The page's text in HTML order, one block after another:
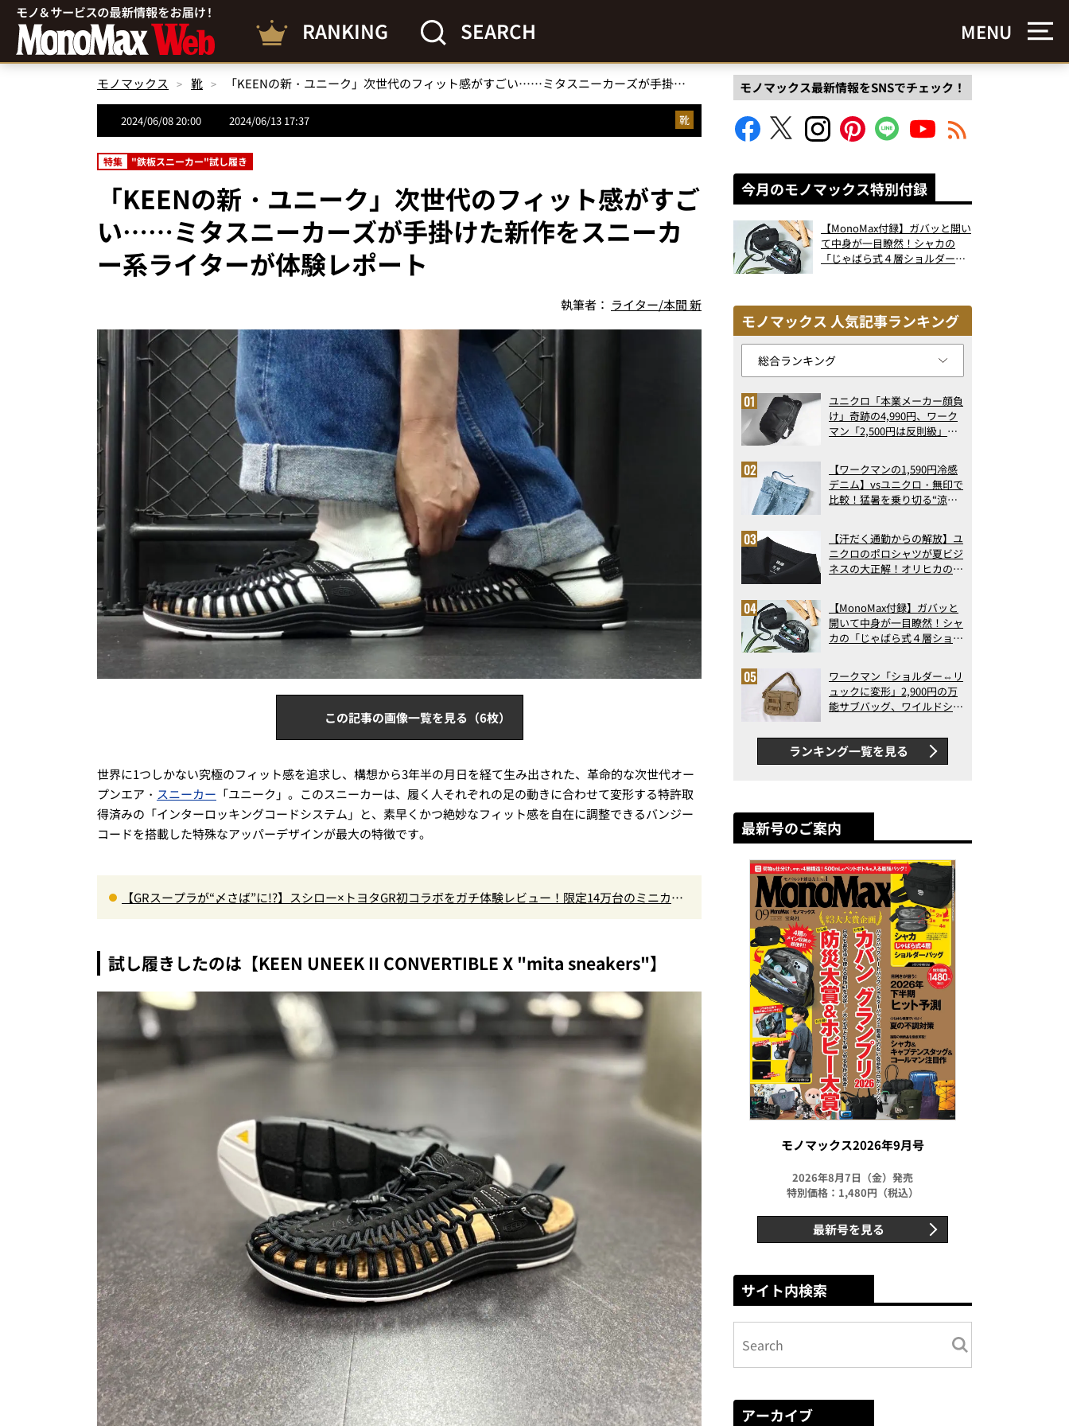
RANKING SEARCH MENU
モノマックス 靴 「KEENの新・ユニーク」次世代のフィット感がすごい……ミタスニーカーズが手掛けた新作をスニーカー系ライターが体験レポート
2024/06/08 20:00 2024/06/13 17:37 靴
特集 "鉄板スニーカー"試し履き
「KEENの新・ユニーク」次世代のフィット感がすご
い……ミタスニーカーズが手掛けた新作をスニーカ
ー系ライターが体験レポート
執筆者： ライター/本間 新
この記事の画像一覧を見る（6枚）
世界に1つしかない究極のフィット感を追求し、構想から3年半の月日を経て生み出された、革命的な次世代オー
プンエア・ スニーカー 「ユニーク」。このスニーカーは、履く人それぞれの足の動きに合わせて変形する特許取
得済みの「インターロッキングコードシステム」と、素早くかつ絶妙なフィット感を自在に調整できるバンジー
コードを搭載した特殊なアッパーデザインが最大の特徴です。
【GRスープラが“〆さば”に!?】スシロー×トヨタGR初コラボをガチ体験レビュー！限定14万台のミニカー
試し履きしたのは【KEEN UNEEK II CONVERTIBLE X "mita sneakers"】
モノマックス最新情報をSNSでチェック！
今月のモノマックス特別付録
【MonoMax付録】ガバッと開い
て中身が一目瞭然！シャカの
「じゃばら式４層ショルダーバ
モノマックス 人気記事ランキング
ユニクロ「本業メーカー顔負
け」奇跡の4,990円、ワーク
マン「2,500円は反則級」凄
ト3】（2026年6月版）
【ワークマンの1,590円冷感
デニム】vsユニクロ・無印で
比較！猛暑を乗り切る“涼感
で決定版
【汗だく通勤からの解放】ユ
ニクロのポロシャツが夏ビジ
ネスの大正解！オリヒカの透
アの実力
【MonoMax付録】ガバッと
開いて中身が一目瞭然！シャ
カの「じゃばら式４層ショル
った！
ワークマン「ショルダー⇔リ
ュックに変形」2,900円の万
能サブバッグ、ワイルドシン
録…ほか【休日バッグの人気
記事ランキングベスト3】
（2026年6月版）
ランキング一覧を見る
最新号のご案内
モノマックス2026年9月号
2026年8月7日（金）発売
特別価格：1,480円（税込）
最新号を見る
サイト内検索
アーカイブ